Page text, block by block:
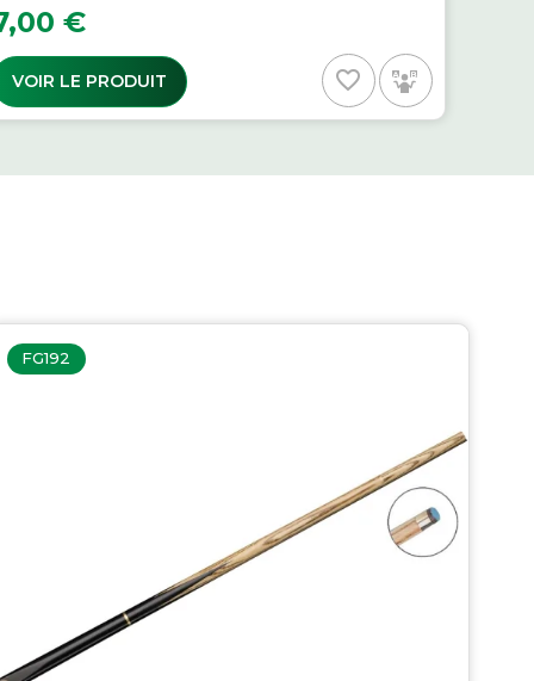
€
VOIR LE PRODUIT favorite_border
FG192